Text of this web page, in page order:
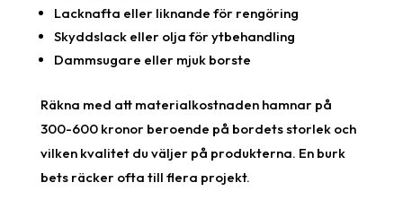
Lacknafta eller liknande för rengöring
Skyddslack eller olja för ytbehandling
Dammsugare eller mjuk borste
Räkna med att materialkostnaden hamnar på
300-600 kronor beroende på bordets storlek och
vilken kvalitet du väljer på produkterna. En burk
bets räcker ofta till flera projekt.